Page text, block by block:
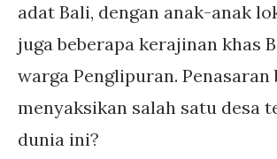
adat Bali, dengan anak-anak
juga beberapa kerajinan khas
warga Penglipuran.
menyaksikan salah satu desa
dunia ini?